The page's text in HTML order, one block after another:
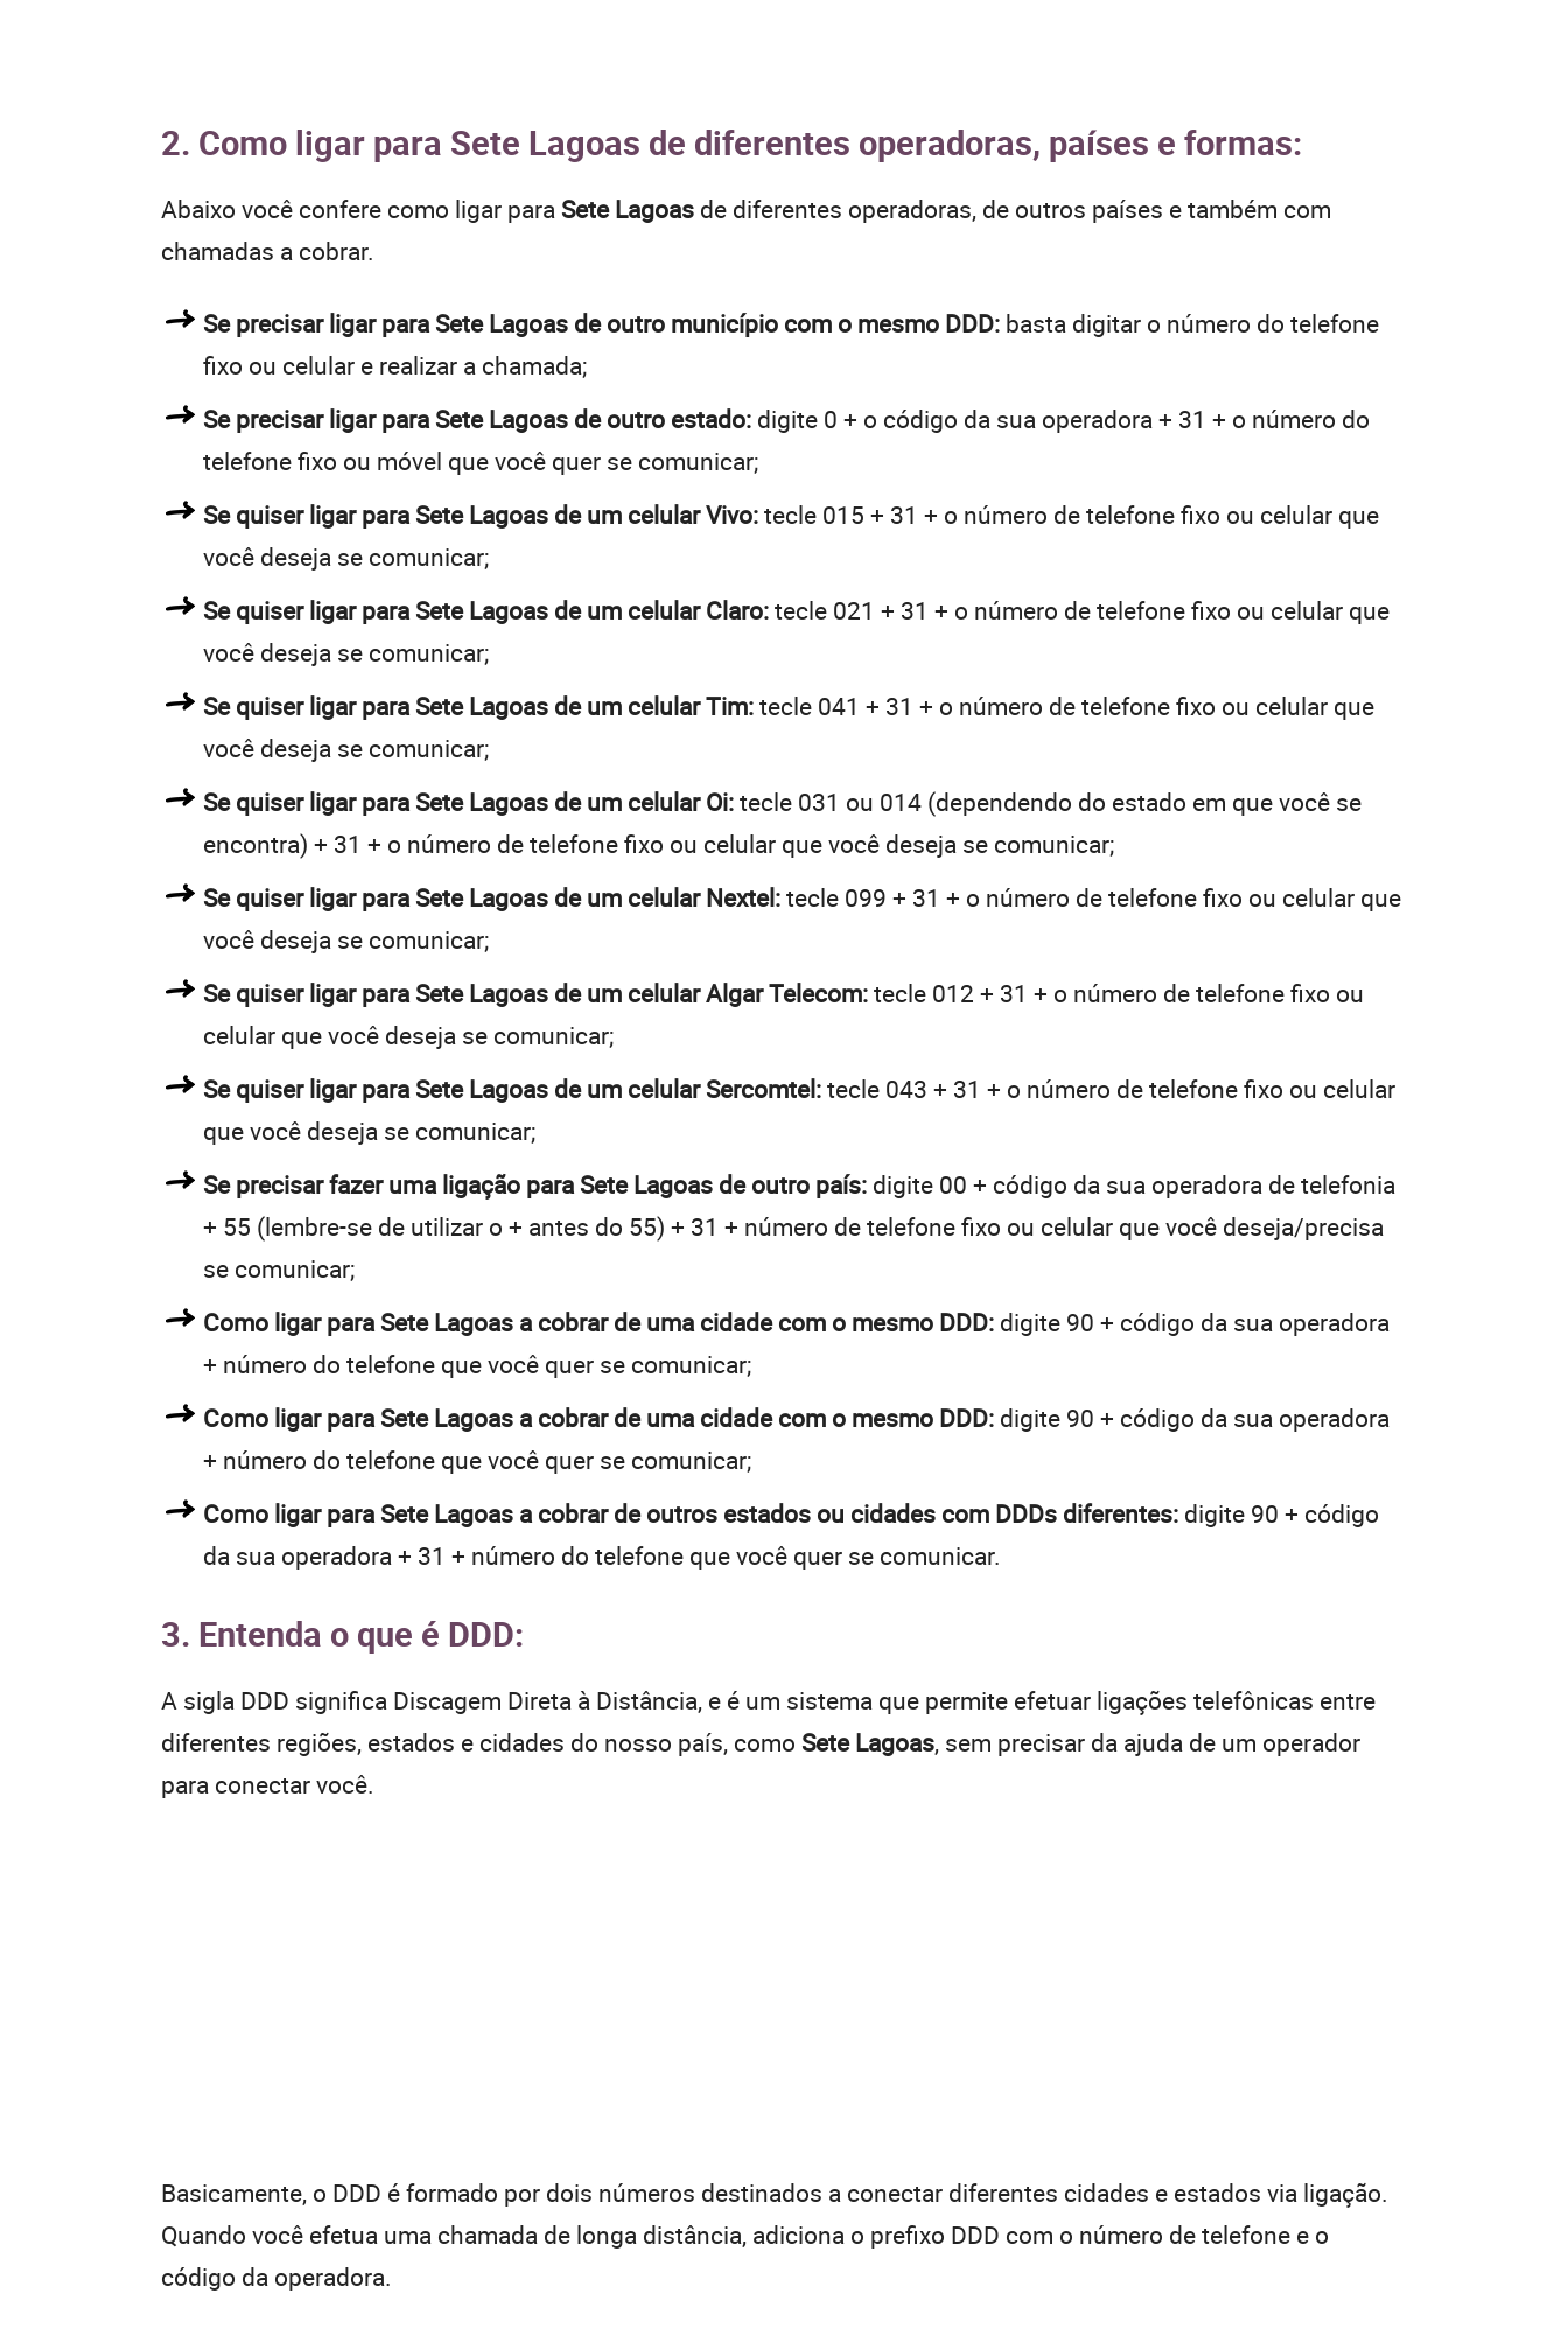
2. Como ligar para Sete Lagoas de diferentes operadoras, países e formas:
Abaixo você confere como ligar para Sete Lagoas de diferentes operadoras, de outros países e também com
chamadas a cobrar.
Se precisar ligar para Sete Lagoas de outro município com o mesmo DDD: basta digitar o número do telefone
fixo ou celular e realizar a chamada;
Se precisar ligar para Sete Lagoas de outro estado: digite 0 + o código da sua operadora + 31 + o número do
telefone fixo ou móvel que você quer se comunicar;
Se quiser ligar para Sete Lagoas de um celular Vivo:tecle 015 + 31 + o número de telefone fixo ou celular que
você deseja se comunicar;
Se quiser ligar para Sete Lagoas de um celular Claro:tecle 021 + 31 + o número de telefone fixo ou celular que
você deseja se comunicar;
Se quiser ligar para Sete Lagoas de um celular Tim:tecle 041 + 31 + o número de telefone fixo ou celular que
você deseja se comunicar;
Se quiser ligar para Sete Lagoas de um celular Oi:tecle 031 ou 014 (dependendo do estado em que você se
encontra) + 31 + o número de telefone fixo ou celular que você deseja se comunicar;
Se quiser ligar para Sete Lagoas de um celular Nextel:tecle 099 + 31 + o número de telefone fixo ou celular que
você deseja se comunicar;
Se quiser ligar para Sete Lagoas de um celular Algar Telecom:tecle 012 + 31 + o número de telefone fixo ou
celular que você deseja se comunicar;
Se quiser ligar para Sete Lagoas de um celular Sercomtel:tecle 043 + 31 + o número de telefone fixo ou celular
que você deseja se comunicar;
Se precisar fazer uma ligação para Sete Lagoas de outro país: digite 00 + código da sua operadora de telefonia
+ 55 (lembre-se de utilizar o + antes do 55) + 31 + número de telefone fixo ou celular que você deseja/precisa
se comunicar;
Como ligar para Sete Lagoas a cobrar de uma cidade com o mesmo DDD: digite 90 + código da sua operadora
+ número do telefone que você quer se comunicar;
Como ligar para Sete Lagoas a cobrar de uma cidade com o mesmo DDD: digite 90 + código da sua operadora
+ número do telefone que você quer se comunicar;
Como ligar para Sete Lagoas a cobrar de outros estados ou cidades com DDDs diferentes: digite 90 + código
da sua operadora + 31 + número do telefone que você quer se comunicar.
3. Entenda o que é DDD:
A sigla DDD significa Discagem Direta à Distância, e é um sistema que permite efetuar ligações telefônicas entre
diferentes regiões, estados e cidades do nosso país, como Sete Lagoas, sem precisar da ajuda de um operador
para conectar você.
Basicamente, o DDD é formado por dois números destinados a conectar diferentes cidades e estados via ligação.
Quando você efetua uma chamada de longa distância, adiciona o prefixo DDD com o número de telefone e o
código da operadora.